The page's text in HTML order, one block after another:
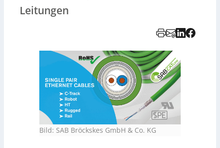
Leitungen
Bild: SAB Bröckskes GmbH & Co. KG